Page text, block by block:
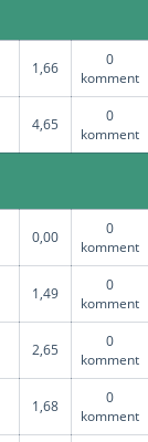
1,66
0
komment
4,65
0
komment
0,00
0
komment
1,49
0
komment
2,65
0
komment
1,68
0
komment